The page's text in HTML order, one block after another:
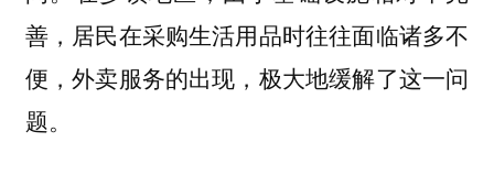
善，居民在采购生活用品时往往面临诸多不
便，外卖服务的出现，极大地缓解了这一问
题。